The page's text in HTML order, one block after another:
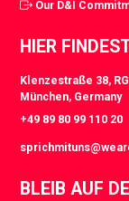
Our D&I
HIER
Klenzestraße 38,
München, Germany
+49 89 80 99 110 20
BLEIB AUF